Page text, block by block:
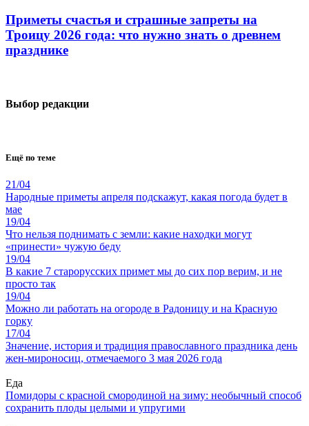
Приметы счастья и страшные запреты на
Троицу 2026 года: что нужно знать о древнем
празднике
Выбор редакции
Ещё по теме
21/04
Народные приметы апреля подскажут, какая погода будет в
мае
19/04
Что нельзя поднимать с земли: какие находки могут
«принести» чужую беду
19/04
В какие 7 старорусских примет мы до сих пор верим, и не
просто так
19/04
Можно ли работать на огороде в Радоницу и на Красную
горку
17/04
Значение, история и традиция православного праздника день
жен-мироносиц, отмечаемого 3 мая 2026 года
Еда
Помидоры с красной смородиной на зиму: необычный способ
сохранить плоды целыми и упругими